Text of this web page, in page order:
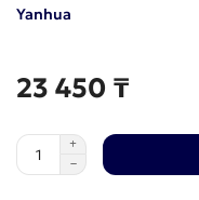
Yanhua
23 450 ₸